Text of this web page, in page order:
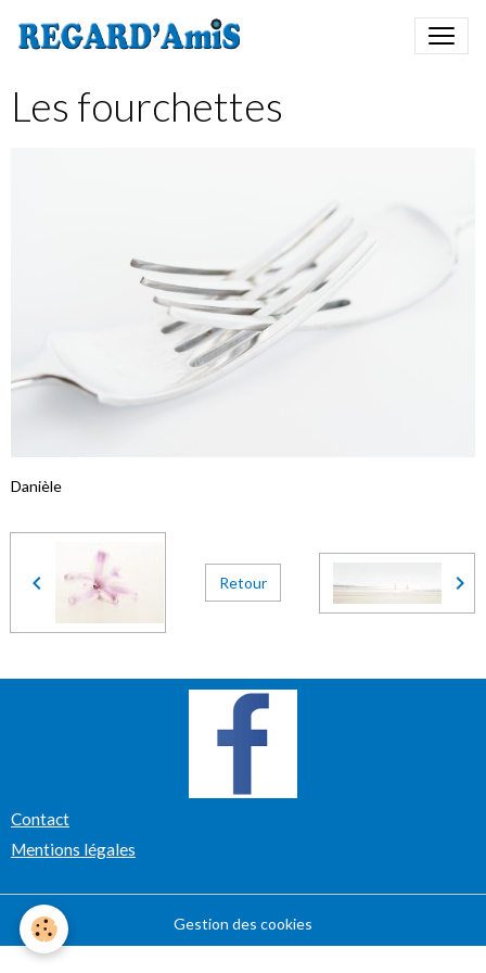
Les fourchettes
Danièle
Retour
Contact
Mentions légales
Gestion des cookies